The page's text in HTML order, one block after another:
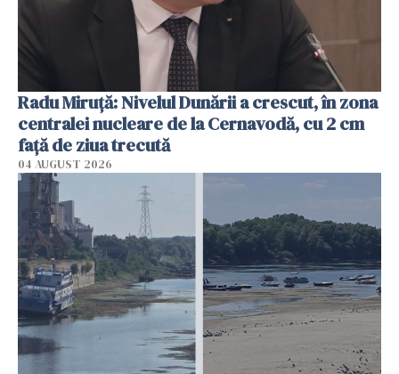
Radu Miruţă: Nivelul Dunării a crescut, în zona
centralei nucleare de la Cernavodă, cu 2 cm
faţă de ziua trecută
04 AUGUST 2026